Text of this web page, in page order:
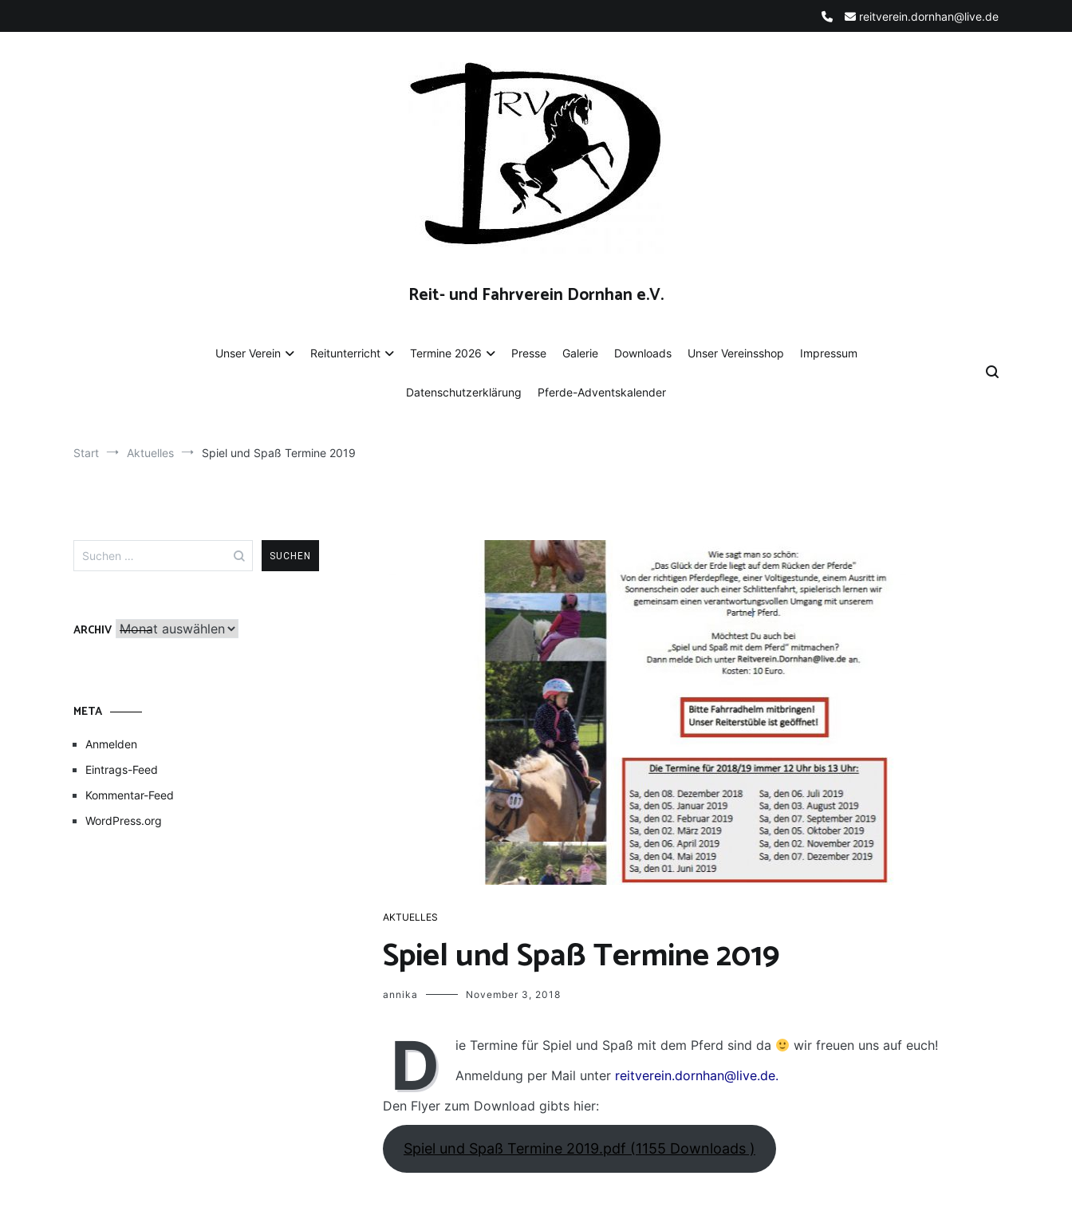
reitverein.dornhan@live.de
Reit- und Fahrverein Dornhan e.V.
Unser Verein Reitunterricht Termine 2026 Presse Galerie Downloads Unser Vereinsshop Impressum
Datenschutzerklärung Pferde-Adventskalender
Start Aktuelles Spiel und Spaß Termine 2019
AKTUELLES
Spiel und Spaß Termine 2019
annika November 3, 2018
D ie Termine für Spiel und Spaß mit dem Pferd sind da
wir freuen uns auf euch!
Anmeldung per Mail unter reitverein.dornhan@live.de.
Den Flyer zum Download gibts hier:
Spiel und Spaß Termine 2019.pdf (1155 Downloads )
nach:
ARCHIV Archiv
META
Anmelden
Eintrags-Feed
Kommentar-Feed
WordPress.org